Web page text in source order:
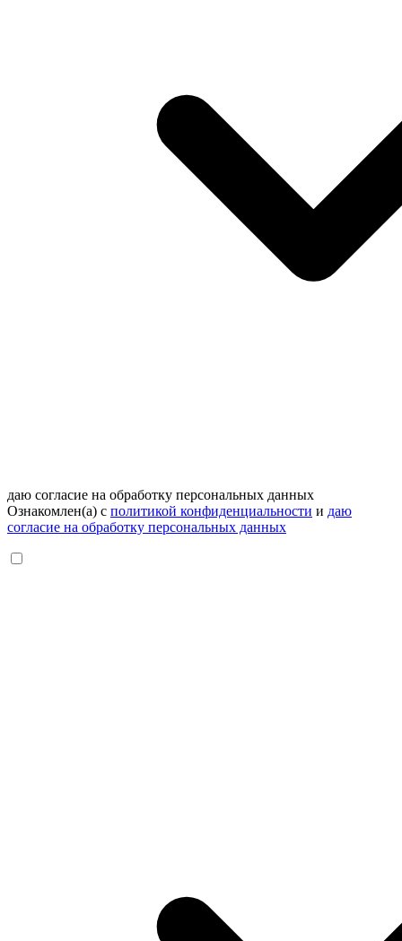
даю согласие на обработку персональных данных
Ознакомлен(а) с политикой конфиденциальности и даю
согласие на обработку персональных данных